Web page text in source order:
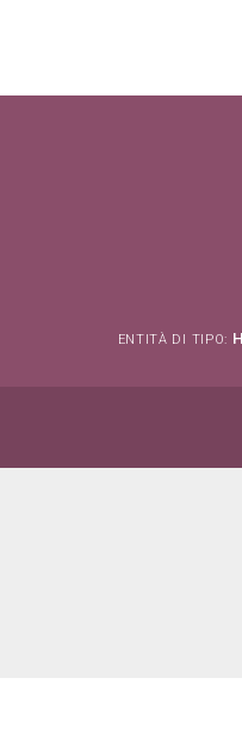
ENTITÀ DI TIPO: